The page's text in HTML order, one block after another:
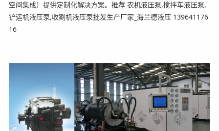
空间集成）提供定制化解决方案。推荐 农机液压泵,搅拌车液压泵,
铲运机液压泵,收割机液压泵批发生产厂家_海兰德液压 139641176
16